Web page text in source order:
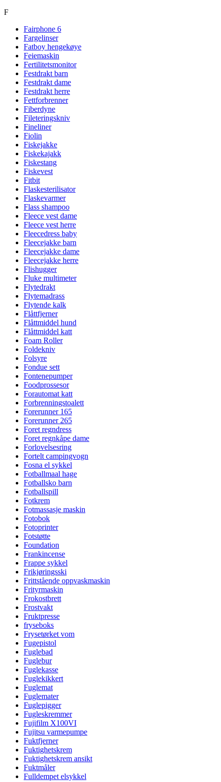
F
Fairphone 6
Fargelinser
Fatboy hengekøye
Feiemaskin
Fertilitetsmonitor
Festdrakt barn
Festdrakt dame
Festdrakt herre
Fettforbrenner
Fiberdyne
Fileteringskniv
Fineliner
Fiolin
Fiskejakke
Fiskekajakk
Fiskestang
Fiskevest
Fitbit
Flaskesterilisator
Flaskevarmer
Flass shampoo
Fleece vest dame
Fleece vest herre
Fleecedress baby
Fleecejakke barn
Fleecejakke dame
Fleecejakke herre
Flishugger
Fluke multimeter
Flytedrakt
Flytemadrass
Flytende kalk
Flåttfjerner
Flåttmiddel hund
Flåttmiddel katt
Foam Roller
Foldekniv
Folsyre
Fondue sett
Fontenepumper
Foodprossesor
Forautomat katt
Forbrenningstoalett
Forerunner 165
Forerunner 265
Foret regndress
Foret regnkåpe dame
Forlovelsesring
Fortelt campingvogn
Fosna el sykkel
Fotballmaal hage
Fotballsko barn
Fotballspill
Fotkrem
Fotmassasje maskin
Fotobok
Fotoprinter
Fotstøtte
Foundation
Frankincense
Frappe sykkel
Frikjøringsski
Frittstående oppvaskmaskin
Frityrmaskin
Frokostbrett
Frostvakt
Fruktpresse
fryseboks
Frysetørket vom
Fugepistol
Fuglebad
Fuglebur
Fuglekasse
Fuglekikkert
Fuglemat
Fuglemater
Fuglepigger
Fugleskremmer
Fujifilm X100VI
Fujitsu varmepumpe
Fuktfjerner
Fuktighetskrem
Fuktighetskrem ansikt
Fuktmåler
Fulldempet elsykkel